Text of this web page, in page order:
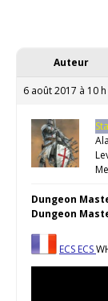
Auteur
6 août 2017 à 10
Dungeon
Dungeon
ECS ECS